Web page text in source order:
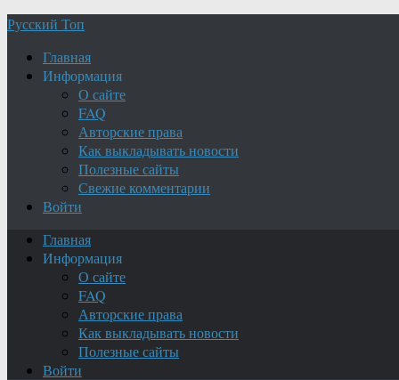
Русский Топ
Главная
Информация
О сайте
FAQ
Авторские права
Как выкладывать новости
Полезные сайты
Свежие комментарии
Войти
Главная
Информация
О сайте
FAQ
Авторские права
Как выкладывать новости
Полезные сайты
Войти